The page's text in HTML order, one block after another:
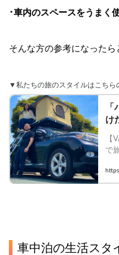
･車内のスペースをうまく
そんな方の参考になったら
▼私たちの旅のスタイルはこちら
け
【
で
ュ
車中泊の生活スタ